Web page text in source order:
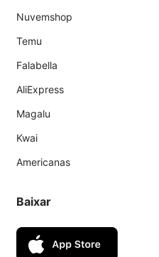
Nuvemshop
Temu
Falabella
AliExpress
Magalu
Kwai
Americanas
Baixar